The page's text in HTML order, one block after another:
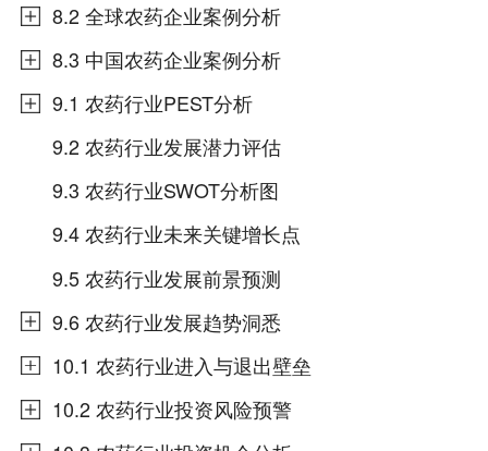
8.2 全球农药企业案例分析
8.3 中国农药企业案例分析
9.1 农药行业PEST分析
9.2 农药行业发展潜力评估
9.3 农药行业SWOT分析图
9.4 农药行业未来关键增长点
9.5 农药行业发展前景预测
9.6 农药行业发展趋势洞悉
10.1 农药行业进入与退出壁垒
10.2 农药行业投资风险预警